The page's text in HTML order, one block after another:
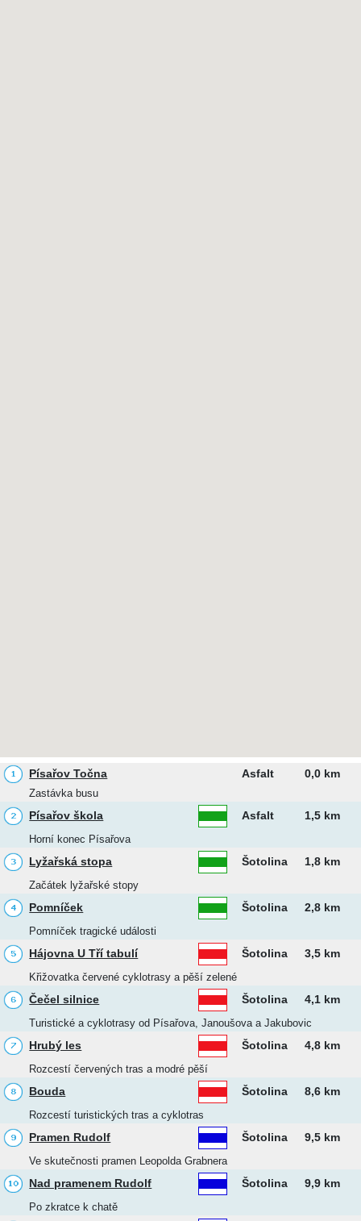
Písařov Točna Asfalt 0,0 km
Zastávka busu
Písařov škola Asfalt 1,5 km
Horní konec Písařova
Lyžařská stopa Šotolina 1,8 km
Začátek lyžařské stopy
Pomníček Šotolina 2,8 km
Pomníček tragické události
Hájovna U Tří tabulí Šotolina 3,5 km
Křižovatka červené cyklotrasy a pěší zelené
Čečel silnice Šotolina 4,1 km
Turistické a cyklotrasy od Písařova, Janoušova a Jakubovic
Hrubý les Šotolina 4,8 km
Rozcestí červených tras a modré pěší
Bouda Šotolina 8,6 km
Rozcestí turistických tras a cyklotras
Pramen Rudolf Šotolina 9,5 km
Ve skutečnosti pramen Leopolda Grabnera
Nad pramenem Rudolf Šotolina 9,9 km
Po zkratce k chatě